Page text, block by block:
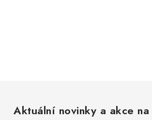
Aktuální novinky a akce na